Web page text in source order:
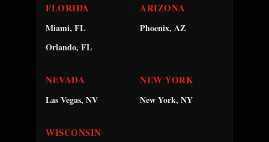
FLORIDA
Miami, FL
Orlando, FL
ARIZONA
Phoenix, AZ
NEVADA
Las Vegas, NV
NEW YORK
New York, NY
WISCONSIN